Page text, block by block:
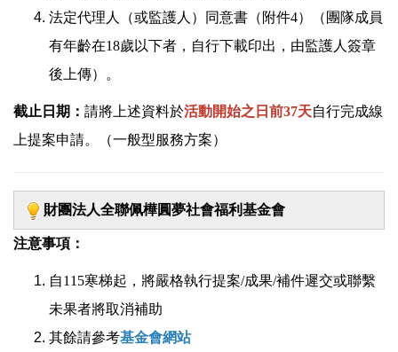
法定代理人（或監護人）同意書（附件4）（團隊成員
有年齡在18歲以下者，自行下載印出，由監護人簽章
後上傳）。
截止日期： 請將上述資料於活動開始之日前37天自行完成線
上提案申請。（一般型服務方案）
財團法人全聯佩樺圓夢社會福利基金會
注意事項：
自115寒梯起，將嚴格執行提案/成果/補件遲交或聯繫
未果者將取消補助
其餘請參考基金會網站